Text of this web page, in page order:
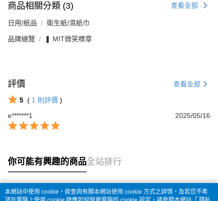
商品相關分類 (3) 查看全部
日用/紙品 衛生紙/濕紙巾
品牌總覽 ❚ MIT微笑標章
評價 查看全部
5 ( 1 則評價 )
e*******1
2025/05/16
你可能有興趣的商品全站排行
熱門標籤
本網站中使用 cookie，欲查詢有關本網站使用 cookie 方式之詳情，及若您不希